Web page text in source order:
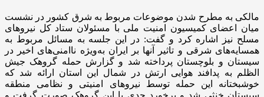
مالکی به مطرح شدن موضوعات مربوط به شرق کشور در نشست
میان اعضای کمیسیون امنیت ملی با مسئولان ستاد کل نیرو‌های
مسلح نیز اشاره کرد و گفت: در این جلسه به مسائل مربوط به
همسایه‌های شرقی و تاثیر آنها بر ایران به‌ویژه ناامنی‌های اخیر در
سیستان و بلوچستان پرداخته شد و گزارش حمله گروهک جیش
الظلم به پدافند هوایی ارتش در شمال این استان ارائه شد که
خوشبختانه این حمله توسط نیرو‌های امنیتی و نظامی منطقه